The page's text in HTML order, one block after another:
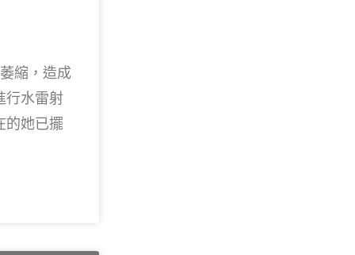
縮，造成
行水雷射
的她已擺